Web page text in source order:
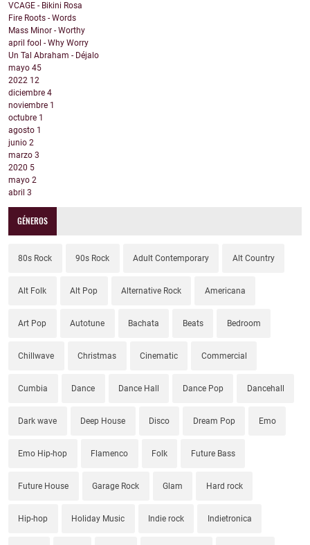
VCAGE - Bikini Rosa
Fire Roots - Words
Mass Minor - Worthy
april fool - Why Worry
Un Tal Abraham - Déjalo
mayo 45
2022 12
diciembre 4
noviembre 1
octubre 1
agosto 1
junio 2
marzo 3
2020 5
mayo 2
abril 3
GÉNEROS
80s Rock 90s Rock Adult Contemporary Alt Country
Alt Folk Alt Pop Alternative Rock Americana
Art Pop Autotune Bachata Beats Bedroom
Chillwave Christmas Cinematic Commercial
Cumbia Dance Dance Hall Dance Pop Dancehall
Dark wave Deep House Disco Dream Pop Emo
Emo Hip-hop Flamenco Folk Future Bass
Future House Garage Rock Glam Hard rock
Hip-hop Holiday Music Indie rock Indietronica